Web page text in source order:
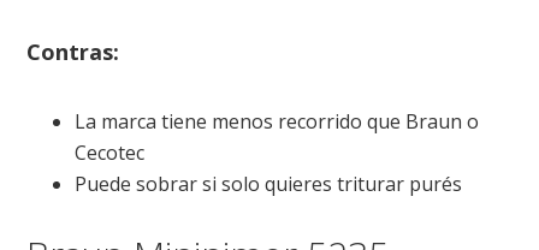
Contras:
La marca tiene menos recorrido que Braun o
Cecotec
Puede sobrar si solo quieres triturar purés